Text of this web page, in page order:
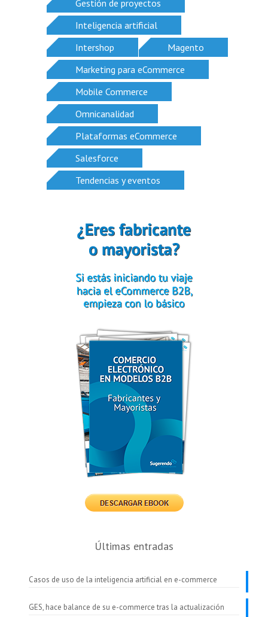
Gestión de proyectos
Inteligencia artificial
Intershop
Magento
Marketing para eCommerce
Mobile Commerce
Omnicanalidad
Plataformas eCommerce
Salesforce
Tendencias y eventos
Últimas entradas
Casos de uso de la inteligencia artificial en e-commerce
GES, hace balance de su e-commerce tras la actualización